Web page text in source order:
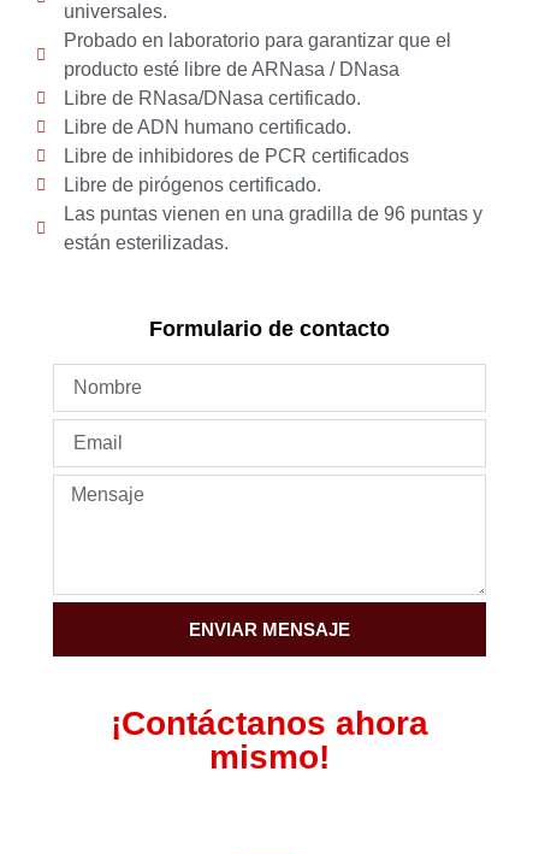
universales.
Probado en laboratorio para garantizar que el
producto esté libre de ARNasa / DNasa
Libre de RNasa/DNasa certificado.
Libre de ADN humano certificado.
Libre de inhibidores de PCR certificados
Libre de pirógenos certificado.
Las puntas vienen en una gradilla de 96 puntas y
están esterilizadas.
Formulario de contacto
ENVIAR MENSAJE
¡Contáctanos ahora
mismo!